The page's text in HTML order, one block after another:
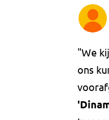
"We
ons